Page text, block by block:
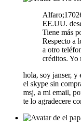
EE.UU.
Tiene más
Respecto a
a otro
créditos. Yo
hola, soy janser, y
el skype sin
msj, a mi email,
te lo agradecere